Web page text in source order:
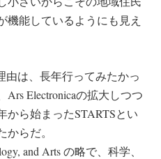
機能しているようにも見え
由は、長年行ってみたかっ
Electronicaの拡大しつつ
から始まったSTARTSとい
らだ。
and Arts の略で、科学、